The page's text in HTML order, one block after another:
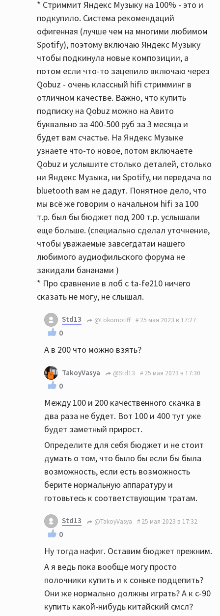
* Стриммит Яндекс Музыку на 100% - это и
подкупило. Система рекомендаций
офигенная (лучше чем на многими любимом
Spotify), поэтому включаю Яндекс Музыку
чтобы подкинула новые композиции, а
потом если что-то зацепило включаю через
Qobuz - очень классный hifi стримминг в
отличном качестве. Важно, что купить
подписку на Qobuz можно на Авито
буквально за 400-500 руб за 3 месяца и
будет вам счастье. На Яндекс Музыке
узнаете что-то новое, потом включаете
Qobuz и услышите столько деталей, столько
ни Яндекс Музыка, ни Spotify, ни передача по
bluetooth вам не дадут. Понятное дело, что
мы всё же говорим о начальном hifi за 100
т.р. был бы бюджет под 200 т.р. услышали
еще больше. (специально сделал уточнение,
чтобы уважаемые завсегдатаи нашего
любимого аудиофильского форума не
закидали бананами )
* Про сравнение в лоб с ta-fe210 ничего
сказать не могу, не слышал.
Std13 @Lokomotiff 25 мая 2023 в 17:27
0
А в 200 что можно взять?
TakoyVasya @Std13 25 мая 2023 в 17:30
0
Между 100 и 200 качественного скачка в
два раза не будет. Вот 100 и 400 тут уже
будет заметный прирост.
Определите для себя бюджет и не стоит
думать о том, что было бы если бы была
возможность, если есть возможность
берите нормальную аппаратуру и
готовьтесь к соответствующим тратам.
Std13 @TakoyVasya 25 мая 2023 в 17:32
0
Ну тогда нафиг. Оставим бюджет прежним.
А я ведь пока вообще могу просто
полочники купить и к соньке подцепить?
Они же нормально должны играть? А к с-90
купить какой-нибудь китайский смсл?